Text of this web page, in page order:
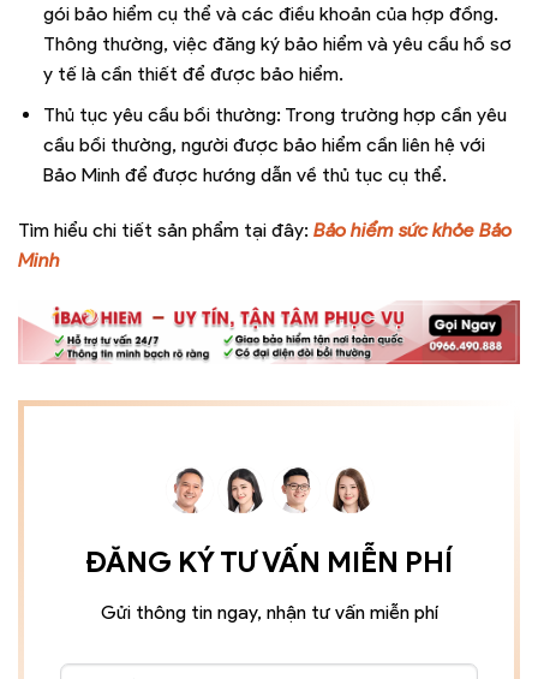
gói bảo hiểm cụ thể và các điều khoản của hợp đồng.
Thông thường, việc đăng ký bảo hiểm và yêu cầu hồ sơ
y tế là cần thiết để được bảo hiểm.
Thủ tục yêu cầu bồi thường: Trong trường hợp cần yêu
cầu bồi thường, người được bảo hiểm cần liên hệ với
Bảo Minh để được hướng dẫn về thủ tục cụ thể.
Tìm hiểu chi tiết sản phẩm tại đây: Bảo hiểm sức khỏe Bảo
Minh
ĐĂNG KÝ TƯ VẤN MIỄN PHÍ
Gửi thông tin ngay, nhận tư vấn miễn phí